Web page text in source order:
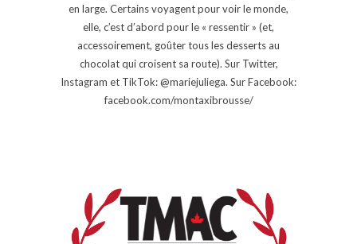
en large. Certains voyagent pour voir le monde,
elle, c’est d’abord pour le « ressentir » (et,
accessoirement, goûter tous les desserts au
chocolat qui croisent sa route). Sur Twitter,
Instagram et TikTok: @mariejuliega. Sur Facebook:
facebook.com/montaxibrousse/